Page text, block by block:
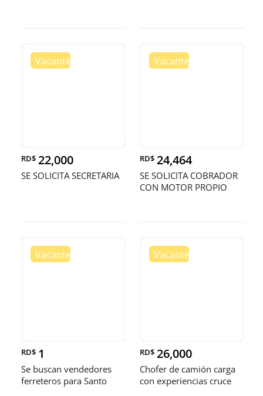
RD$ 22,000
SE SOLICITA SECRETARIA
RD$ 24,464
SE SOLICITA COBRADOR
CON MOTOR PROPIO
RD$ 1
Se buscan vendedores
ferreteros para Santo
RD$ 26,000
Chofer de camión carga
con experiencias cruce